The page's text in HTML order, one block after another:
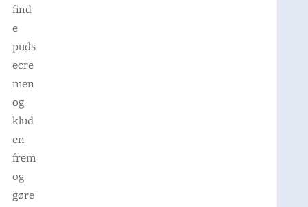
find
e
puds
ecre
men
og
klud
en
frem
og
gøre